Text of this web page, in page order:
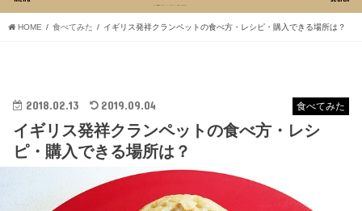
HOME 食べてみた イギリス発祥クランペットの食べ方・レシピ・購入できる場所は？
食べてみた
2018.02.13 2019.09.04
イギリス発祥クランペットの食べ方・レシ
ピ・購入できる場所は？